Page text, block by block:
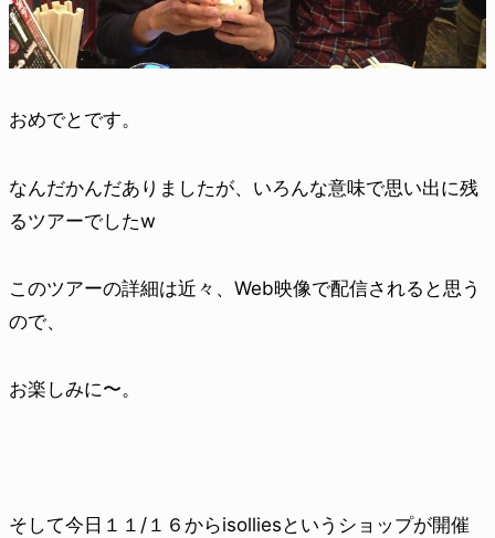
おめでとです。
なんだかんだありましたが、いろんな意味で思い出に残
るツアーでしたw
このツアーの詳細は近々、Web映像で配信されると思う
ので、
お楽しみに〜。
そして今日１１/１６からisolliesというショップが開催